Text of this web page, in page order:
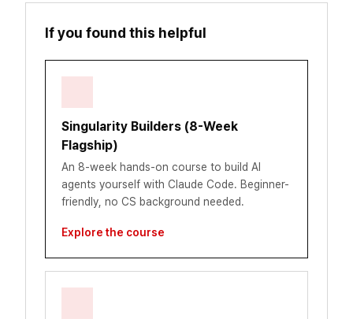
If you found this helpful
Singularity Builders (8-Week
Flagship)
An 8-week hands-on course to build AI
agents yourself with Claude Code. Beginner-
friendly, no CS background needed.
Explore the course